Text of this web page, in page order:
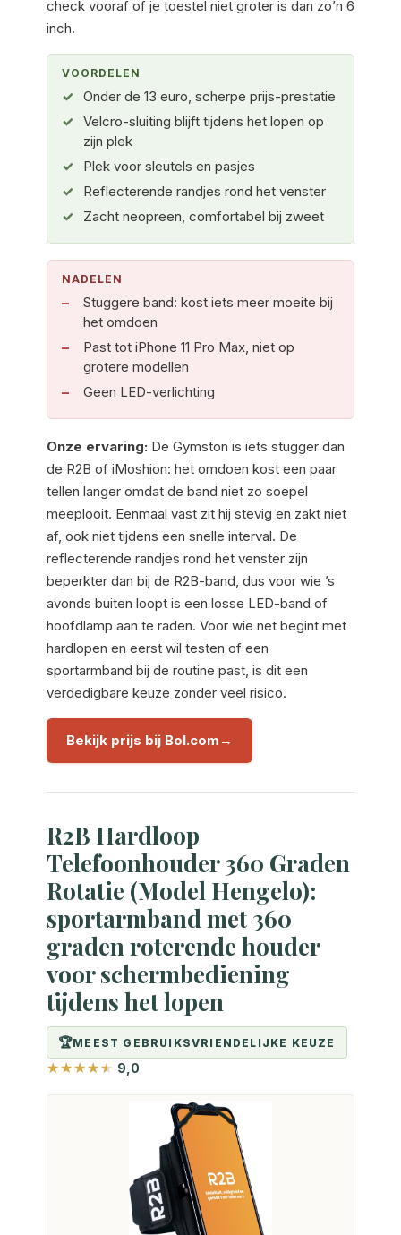
check vooraf of je toestel niet groter is dan zo’n 6
inch.
VOORDELEN
Onder de 13 euro, scherpe prijs-prestatie
Velcro-sluiting blijft tijdens het lopen op
zijn plek
Plek voor sleutels en pasjes
Reflecterende randjes rond het venster
Zacht neopreen, comfortabel bij zweet
NADELEN
Stuggere band: kost iets meer moeite bij
het omdoen
Past tot iPhone 11 Pro Max, niet op
grotere modellen
Geen LED-verlichting
Onze ervaring: De Gymston is iets stugger dan
de R2B of iMoshion: het omdoen kost een paar
tellen langer omdat de band niet zo soepel
meeplooit. Eenmaal vast zit hij stevig en zakt niet
af, ook niet tijdens een snelle interval. De
reflecterende randjes rond het venster zijn
beperkter dan bij de R2B-band, dus voor wie ’s
avonds buiten loopt is een losse LED-band of
hoofdlamp aan te raden. Voor wie net begint met
hardlopen en eerst wil testen of een
sportarmband bij de routine past, is dit een
verdedigbare keuze zonder veel risico.
Bekijk prijs bij Bol.com
R2B Hardloop
Telefoonhouder 360 Graden
Rotatie (Model Hengelo):
sportarmband met 360
graden roterende houder
voor schermbediening
tijdens het lopen
MEEST GEBRUIKSVRIENDELIJKE KEUZE
9,0